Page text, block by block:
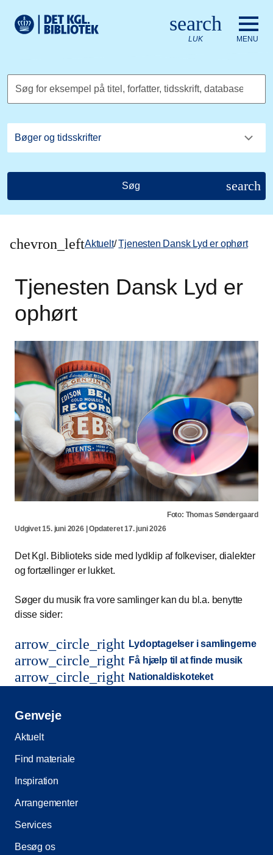
Det Kongelige Biblioteks logo. Gå til Det Kongelige
search
LUK MENU
Søg for eksempel på titel, forfatter, tidsskrift, database
Søg search
chevron_leftAktuelt/ Tjenesten Dansk Lyd er ophørt
Tjenesten Dansk Lyd er
ophørt
Foto: Thomas Søndergaard
Udgivet 15. juni 2026 | Opdateret 17. juni 2026
Det Kgl. Biblioteks side med lydklip af folkeviser, dialekter
og fortællinger er lukket.
Søger du musik fra vore samlinger kan du bl.a. benytte
disse sider:
arrow_circle_right Lydoptagelser i samlingerne
arrow_circle_right Få hjælp til at finde musik
arrow_circle_right Nationaldiskoteket
Genveje
Aktuelt
Find materiale
Inspiration
Arrangementer
Services
Besøg os